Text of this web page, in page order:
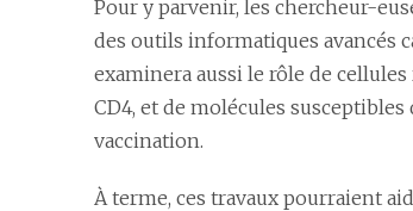
Pour y parvenir, les chercheur-
des outils informatiques avancés
examinera aussi le rôle de
CD4, et de molécules
vaccination.
À terme, ces travaux pourraient